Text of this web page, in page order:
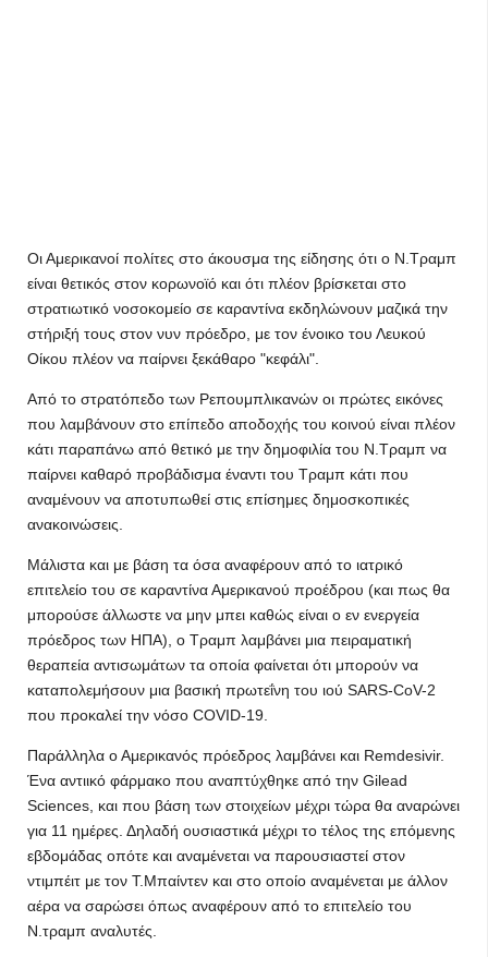
Οι Αμερικανοί πολίτες στο άκουσμα της είδησης ότι ο Ν.Τραμπ
είναι θετικός στον κορωνοϊό και ότι πλέον βρίσκεται στο
στρατιωτικό νοσοκομείο σε καραντίνα εκδηλώνουν μαζικά την
στήριξή τους στον νυν πρόεδρο, με τον ένοικο του Λευκού
Οίκου πλέον να παίρνει ξεκάθαρο "κεφάλι".
Από το στρατόπεδο των Ρεπουμπλικανών οι πρώτες εικόνες
που λαμβάνουν στο επίπεδο αποδοχής του κοινού είναι πλέον
κάτι παραπάνω από θετικό με την δημοφιλία του Ν.Τραμπ να
παίρνει καθαρό προβάδισμα έναντι του Τραμπ κάτι που
αναμένουν να αποτυπωθεί στις επίσημες δημοσκοπικές
ανακοινώσεις.
Μάλιστα και με βάση τα όσα αναφέρουν από το ιατρικό
επιτελείο του σε καραντίνα Αμερικανού προέδρου (και πως θα
μπορούσε άλλωστε να μην μπει καθώς είναι ο εν ενεργεία
πρόεδρος των ΗΠΑ), ο Τραμπ λαμβάνει μια πειραματική
θεραπεία αντισωμάτων τα οποία φαίνεται ότι μπορούν να
καταπολεμήσουν μια βασική πρωτεΐνη του ιού SARS-CoV-2
που προκαλεί την νόσο COVID-19.
Παράλληλα ο Αμερικανός πρόεδρος λαμβάνει και Remdesivir.
Ένα αντιικό φάρμακο που αναπτύχθηκε από την Gilead
Sciences, και που βάση των στοιχείων μέχρι τώρα θα αναρώνει
για 11 ημέρες. Δηλαδή ουσιαστικά μέχρι το τέλος της επόμενης
εβδομάδας οπότε και αναμένεται να παρουσιαστεί στον
ντιμπέιτ με τον Τ.Μπαίντεν και στο οποίο αναμένεται με άλλον
αέρα να σαρώσει όπως αναφέρουν από το επιτελείο του
Ν.τραμπ αναλυτές.